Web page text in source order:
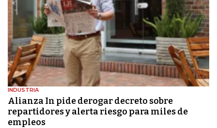
INDUSTRIA
Alianza In pide derogar decreto sobre
repartidores y alerta riesgo para miles de
empleos